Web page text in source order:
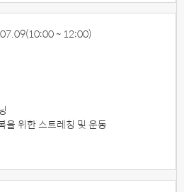
(10:00 ~ 12:00)
을 위한 스트레칭 및 운동